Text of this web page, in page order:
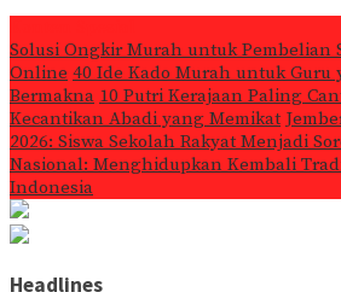
Solusi Ongkir Murah untuk Pembelian
Online 40 Ide Kado Murah untuk Guru
Bermakna 10 Putri Kerajaan Paling
Kecantikan Abadi yang Memikat
2026: Siswa Sekolah Rakyat Menjadi
Nasional: Menghidupkan Kembali
Indonesia
Headlines